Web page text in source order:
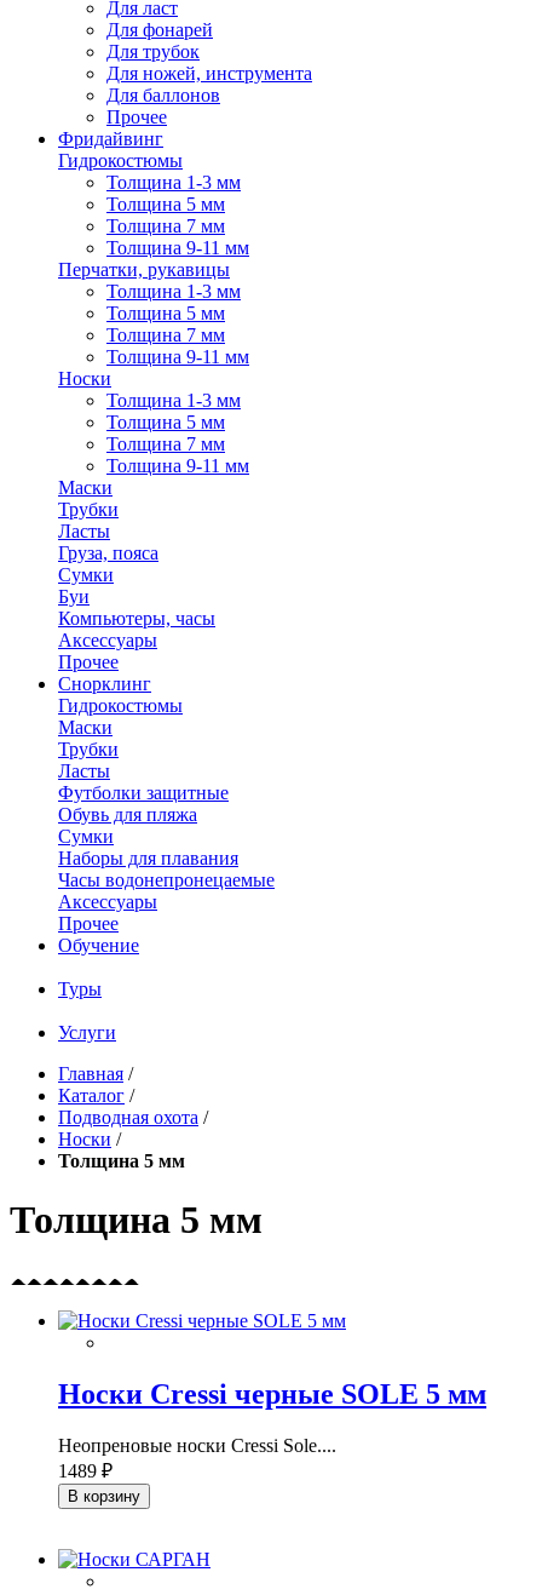
Для ласт
Для фонарей
Для трубок
Для ножей, инструмента
Для баллонов
Прочее
Фридайвинг
Гидрокостюмы
Толщина 1-3 мм
Толщина 5 мм
Толщина 7 мм
Толщина 9-11 мм
Перчатки, рукавицы
Толщина 1-3 мм
Толщина 5 мм
Толщина 7 мм
Толщина 9-11 мм
Носки
Толщина 1-3 мм
Толщина 5 мм
Толщина 7 мм
Толщина 9-11 мм
Маски
Трубки
Ласты
Груза, пояса
Сумки
Буи
Компьютеры, часы
Аксессуары
Прочее
Снорклинг
Гидрокостюмы
Маски
Трубки
Ласты
Футболки защитные
Обувь для пляжа
Сумки
Наборы для плавания
Часы водонепронецаемые
Аксессуары
Прочее
Обучение
Туры
Услуги
Главная /
Каталог /
Подводная охота /
Носки /
Толщина 5 мм
Толщина 5 мм
Носки Cressi черные SOLE 5 мм
Неопреновые носки Cressi Sole....
1489 ₽
В корзину